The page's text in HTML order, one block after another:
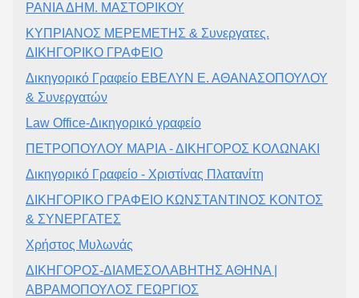
ΡΑΝΙΑ ΔΗΜ. ΜΑΣΤΟΡΙΚΟΥ
ΚΥΠΡΙΑΝΟΣ ΜΕΡΕΜΕΤΗΣ & Συνεργατες.
ΔΙΚΗΓΟΡΙΚΟ ΓΡΑΦΕΙΟ
Δικηγορικό Γραφείο ΕΒΕΛΥΝ Ε. ΑΘΑΝΑΣΟΠΟΥΛΟΥ
& Συνεργατών
Law Office-Δικηγορικό γραφείο
ΠΕΤΡΟΠΟΥΛΟΥ ΜΑΡΙΑ - ΔΙΚΗΓΟΡΟΣ ΚΟΛΩΝΑΚΙ
Δικηγορικό Γραφείο - Χριστίνας Πλατανίτη
ΔΙΚΗΓΟΡΙΚΟ ΓΡΑΦΕΙΟ ΚΩΝΣΤΑΝΤΙΝΟΣ ΚΟΝΤΟΣ
& ΣΥΝΕΡΓΑΤΕΣ
Χρήστος Μυλωνάς
ΔΙΚΗΓΟΡΟΣ-ΔΙΑΜΕΣΟΛΑΒΗΤΗΣ ΑΘΗΝΑ |
ΑΒΡΑΜΟΠΟΥΛΟΣ ΓΕΩΡΓΙΟΣ